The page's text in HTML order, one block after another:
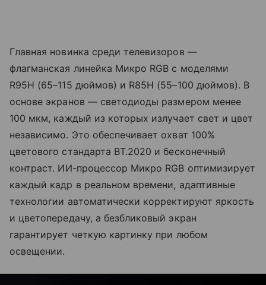
Главная новинка среди телевизоров —
флагманская линейка Микро RGB с моделями
R95H (65–115 дюймов) и R85H (55–100 дюймов). В
основе экранов — светодиоды размером менее
100 мкм, каждый из которых излучает свет и цвет
независимо. Это обеспечивает охват 100%
цветового стандарта BT.2020 и бесконечный
контраст. ИИ-процессор Микро RGB оптимизирует
каждый кадр в реальном времени, адаптивные
технологии автоматически корректируют яркость
и цветопередачу, а безбликовый экран
гарантирует четкую картинку при любом
освещении.